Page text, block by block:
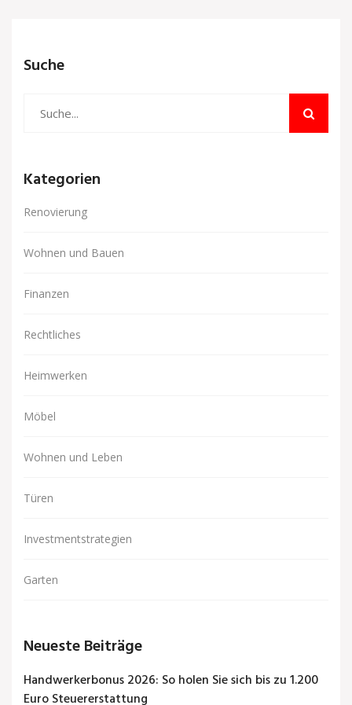
Suche
Kategorien
Renovierung
Wohnen und Bauen
Finanzen
Rechtliches
Heimwerken
Möbel
Wohnen und Leben
Türen
Investmentstrategien
Garten
Neueste Beiträge
Handwerkerbonus 2026: So holen Sie sich bis zu 1.200
Euro Steuererstattung